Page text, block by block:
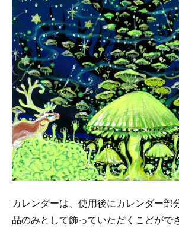
カレンダーは、使用後にカレンダー部
品のみとして飾っていただくこどがで